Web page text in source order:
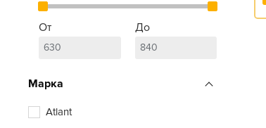
От До
Марка
Atlant